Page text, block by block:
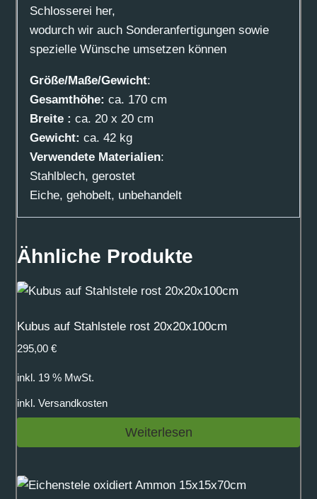
Schlosserei her,
wodurch wir auch Sonderanfertigungen sowie
spezielle Wünsche umsetzen können
Größe/Maße/Gewicht:
Gesamthöhe: ca. 170 cm
Breite : ca. 20 x 20 cm
Gewicht: ca. 42 kg
Verwendete Materialien:
Stahlblech, gerostet
Eiche, gehobelt, unbehandelt
Ähnliche Produkte
Kubus auf Stahlstele rost 20x20x100cm
295,00 €
inkl. 19 % MwSt.
inkl. Versandkosten
Weiterlesen